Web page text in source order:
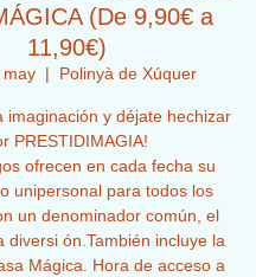
(De 9,90€ a
11,90€)
  |
Polinyà de Xúquer
imaginación y déjate hechizar
PRESTIDIMAGIA!
ofrecen en cada fecha su
unipersonal para todos los
un denominador común, el
diversi ón.También incluye la
Mágica. Hora de acceso a